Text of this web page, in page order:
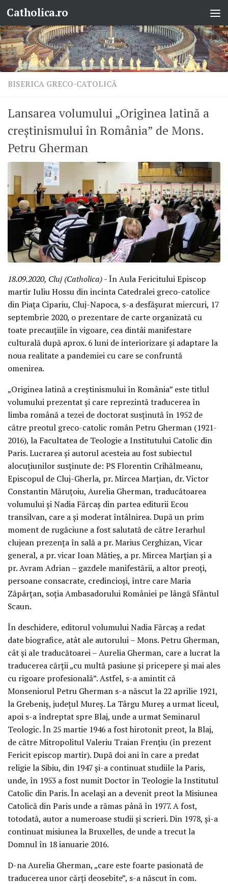
Skip to content
Catholica.ro
BISERICA GRECO-CATOLICĂ
Lansarea volumului „Originea latină a
creștinismului în România” de Mons.
Petru Gherman
18.09.2020, Cluj (Catholica)- În Aula Fericitului Episcop
martir Iuliu Hossu din incinta Catedralei greco-catolice
din Piața Cipariu, Cluj-Napoca, s-a desfășurat miercuri, 17
septembrie 2020, o prezentare de carte organizată cu
toate precauțiile în vigoare, cea dintâi manifestare
culturală după aprox. 6 luni de interiorizare și adaptare la
noua realitate a pandemiei cu care se confruntă
omenirea.
„Originea latină a creștinismului în România” este titlul
volumului prezentat și care reprezintă traducerea în
limba română a tezei de doctorat susținută în 1952 de
către preotul greco-catolic român Petru Gherman (1921-
2016), la Facultatea de Teologie a Institutului Catolic din
Paris. Lucrarea și autorul acesteia au fost subiectul
alocuțiunilor susținute de: PS Florentin Crihălmeanu,
Episcopul de Cluj-Gherla, pr. Mircea Marțian, dr. Victor
Constantin Măruțoiu, Aurelia Gherman, traducătoarea
volumului și Nadia Fărcaș din partea editurii Ecou
transilvan, care a și moderat întâlnirea. După un prim
moment de rugăciune a fost salutată de către Ierarhul
clujean prezența în sală a pr. Marius Cerghizan, Vicar
general, a pr. vicar Ioan Mătieș, a pr. Mircea Marțian și a
pr. Avram Adrian – gazdele manifestării, a altor preoți,
persoane consacrate, credincioși, între care Maria
Zăpârțan, soția Ambasadorului României pe lângă Sfântul
Scaun.
În deschidere, editorul volumului Nadia Fărcaș a redat
date biografice, atât ale autorului – Mons. Petru Gherman,
cât și ale traducătoarei – Aurelia Gherman, care a lucrat la
traducerea cărții „cu multă pasiune și pricepere și mai ales
cu rigoare profesională”. Astfel, s-a amintit că
Monseniorul Petru Gherman s-a născut la 22 aprilie 1921,
la Grebeniș, județul Mureș. La Târgu Mureș a urmat liceul,
apoi s-a îndreptat spre Blaj, unde a urmat Seminarul
Teologic. În 25 martie 1946 a fost hirotonit preot, la Blaj,
de către Mitropolitul Valeriu Traian Frențiu (în prezent
Fericit episcop martir). După doi ani în care a predat
religie la Sibiu, din 1947 și-a continuat studiile la Paris,
unde, în 1953 a fost numit Doctor în Teologie la Institutul
Catolic din Paris. În același an a devenit preot la Misiunea
Catolică din Paris unde a rămas până în 1977. A fost,
totodată, autor a numeroase studii și scrieri. Din 1978, și-a
continuat misiunea la Bruxelles, de unde a trecut la
Domnul în 18 ianuarie 2016.
D-na Aurelia Gherman, „care este foarte pasionată de
traducerea unor cărți deosebite”, s-a născut în com.